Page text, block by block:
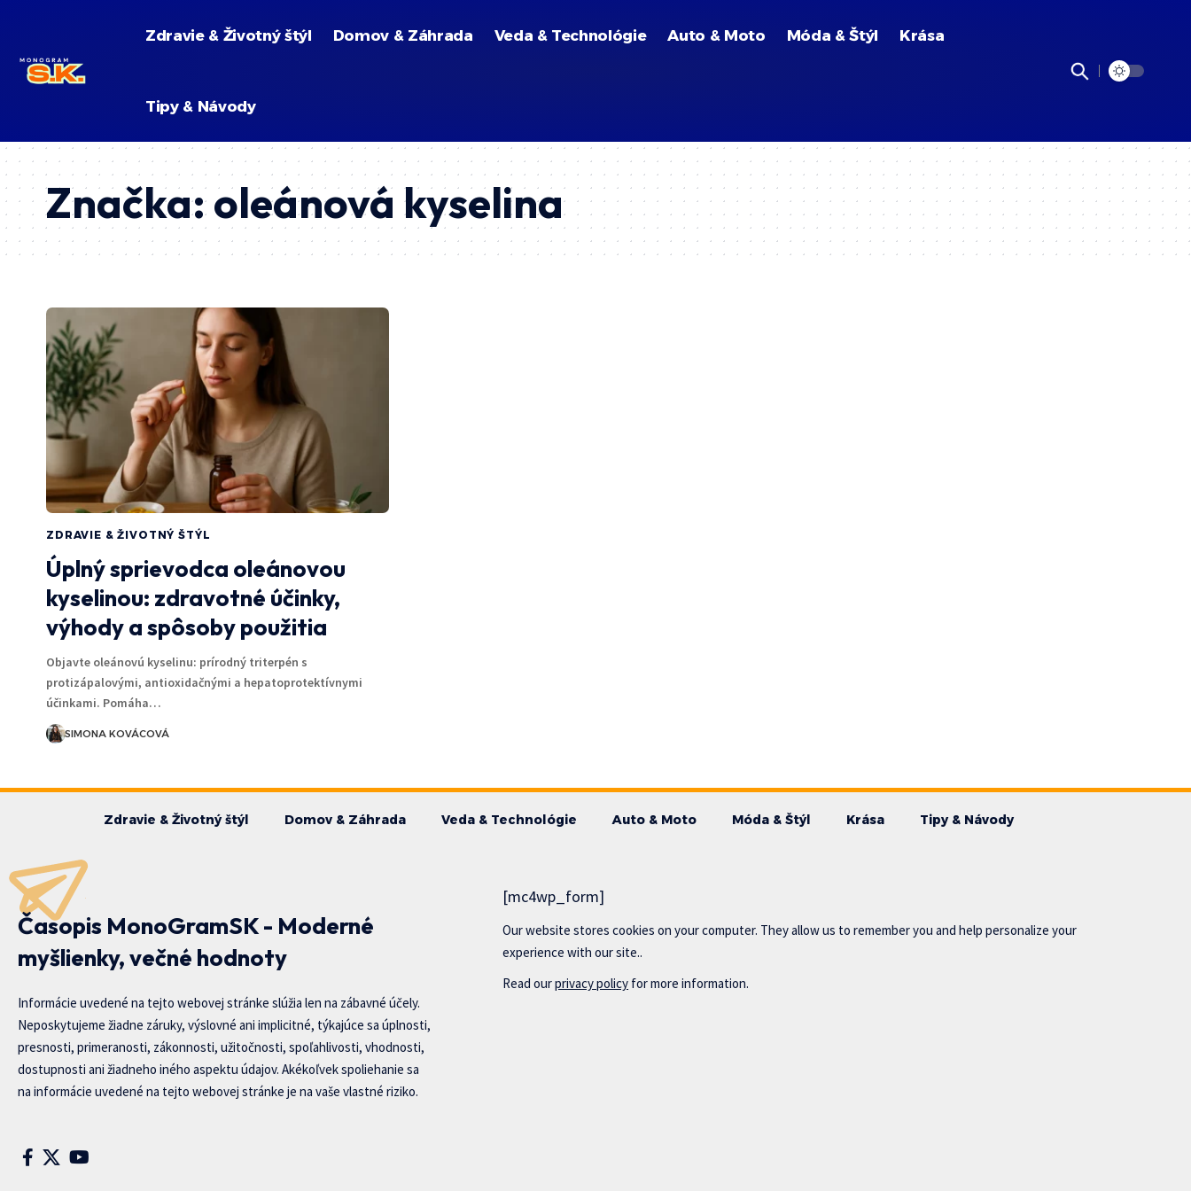
Zdravie & Životný štýl Domov & Záhrada Veda & Technológie Auto & Moto Móda & Štýl Krása
Tipy & Návody
Značka:oleánová kyselina
ZDRAVIE & ŽIVOTNÝ ŠTÝL
Úplný sprievodca oleánovou
kyselinou: zdravotné účinky,
výhody a spôsoby použitia
Objavte oleánovú kyselinu: prírodný triterpén s
protizápalovými, antioxidačnými a hepatoprotektívnymi
účinkami. Pomáha…
SIMONA KOVÁCOVÁ
Zdravie & Životný štýl Domov & Záhrada Veda & Technológie Auto & Moto Móda & Štýl Krása Tipy & Návody
Časopis MonoGramSK - Moderné
myšlienky, večné hodnoty
Informácie uvedené na tejto webovej stránke slúžia len na zábavné účely.
Neposkytujeme žiadne záruky, výslovné ani implicitné, týkajúce sa úplnosti,
presnosti, primeranosti, zákonnosti, užitočnosti, spoľahlivosti, vhodnosti,
dostupnosti ani žiadneho iného aspektu údajov. Akékoľvek spoliehanie sa
na informácie uvedené na tejto webovej stránke je na vaše vlastné riziko.
[mc4wp_form]
Our website stores cookies on your computer. They allow us to remember you and help personalize your
experience with our site..
Read ourprivacy policy for more information.